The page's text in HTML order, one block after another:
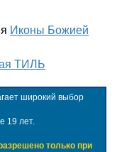
Иконы Божией
ТИЛЬ
широкий выбор
19 лет.
только при